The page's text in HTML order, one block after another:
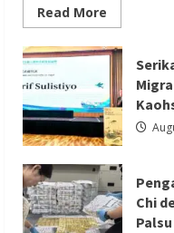
Berita Nasional
Berita TNI/POLRI
Dianugerahi
Suci, Kapolri
Generasi Muda
Redaksi 01
Read More
more
GIIAS
Education
Day
Menjadi
Sarana
Belajar
Interaktif
bagi
Pelajar
SMK
Sederajat
hingga
Perguruan
Tinggi
Chi
Palsu